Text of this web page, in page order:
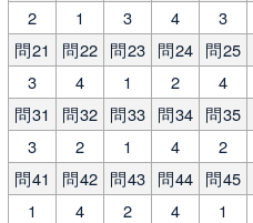
2
1 3 4 3
問21
問22 問23 問24 問25
3
4 1 2 4
問31
問32 問33 問34 問35
3
2 1 4 2
問41
問42 問43 問44 問45
1
4 2 4 1